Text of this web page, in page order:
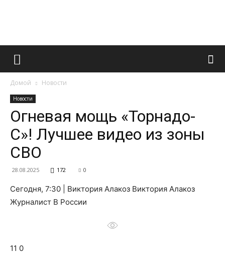
Французский
и
о
Домой Новости
Новости
Огневая мощь «Торнадо-
С»! Лучшее видео из зоны
СВО
28.08.2025 172 0
Сегодня, 7:30 | Виктория Алакоз Виктория Алакоз
Журналист В России
11 0